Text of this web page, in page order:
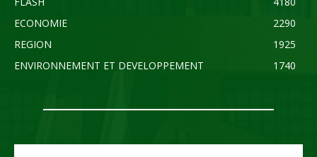
ECONOMIE
2290
REGION
1925
ENVIRONNEMENT ET DEVELOPPEMENT
1740